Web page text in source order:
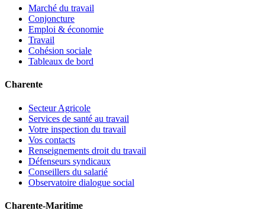
Marché du travail
Conjoncture
Emploi & économie
Travail
Cohésion sociale
Tableaux de bord
Charente
Secteur Agricole
Services de santé au travail
Votre inspection du travail
Vos contacts
Renseignements droit du travail
Défenseurs syndicaux
Conseillers du salarié
Observatoire dialogue social
Charente-Maritime